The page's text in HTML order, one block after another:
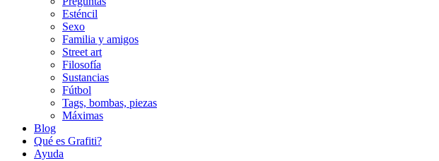
Esténcil
Sexo
Familia y amigos
Street art
Filosofía
Sustancias
Fútbol
Tags, bombas, piezas
Máximas
Blog
Qué es Grafiti?
Ayuda